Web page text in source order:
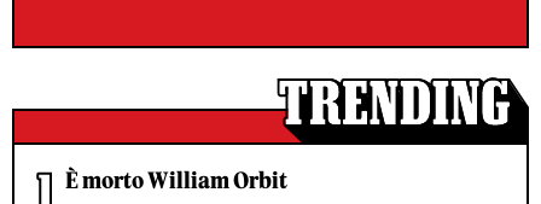
È morto William Orbit